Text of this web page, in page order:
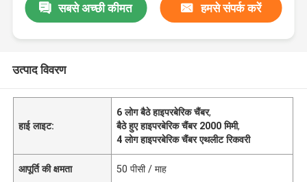
सबसे अच्छी कीमत हमसे संपर्क करें
उत्पाद विवरण
हाई लाइट:
6 लोग बैठे हाइपरबेरिक चैंबर,
बैठे हुए हाइपरबेरिक चैंबर 2000 मिमी,
4 लोग हाइपरबेरिक चैंबर एथलीट रिकवरी
आपूर्ति की क्षमता 50 पीसी / माह